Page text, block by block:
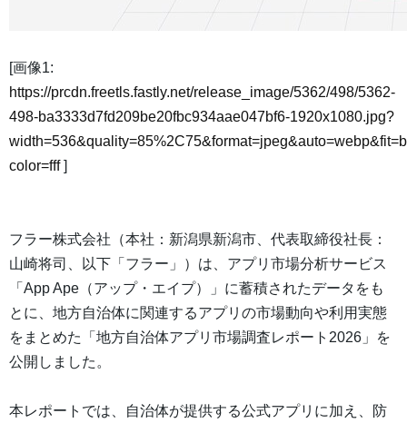
[画像1:
https://prcdn.freetls.fastly.net/release_image/5362/498/5362-
498-ba3333d7fd209be20fbc934aae047bf6-1920x1080.jpg?
color=fff]
フラー株式会社（本社：新潟県新潟市、代表取締役社長：
山崎将司、以下「フラー」）は、アプリ市場分析サービス
「App Ape（アップ・エイプ）」に蓄積されたデータをも
とに、地方自治体に関連するアプリの市場動向や利用実態
をまとめた「地方自治体アプリ市場調査レポート2026」を
公開しました。
本レポートでは、自治体が提供する公式アプリに加え、防